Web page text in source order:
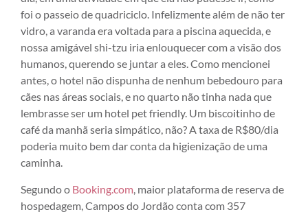
foi o passeio de quadriciclo. Infelizmente além de não ter
vidro, a varanda era voltada para a piscina aquecida, e
nossa amigável shi-tzu iria enlouquecer com a visão dos
humanos, querendo se juntar a eles. Como mencionei
antes, o hotel não dispunha de nenhum bebedouro para
cães nas áreas sociais, e no quarto não tinha nada que
lembrasse ser um hotel pet friendly. Um biscoitinho de
café da manhã seria simpático, não? A taxa de R$80/dia
poderia muito bem dar conta da higienização de uma
caminha.
Segundo o Booking.com , maior plataforma de reserva de
hospedagem, Campos do Jordão conta com 357